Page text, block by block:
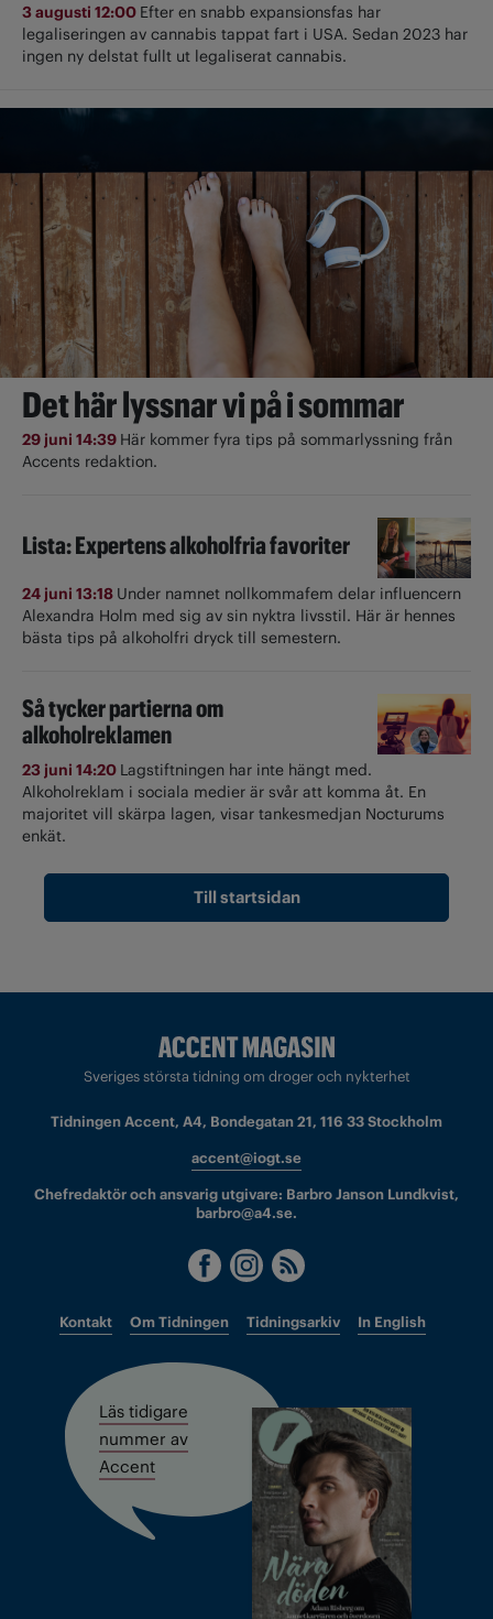
3 augusti 12:00 Efter en snabb expansionsfas har
legaliseringen av cannabis tappat fart i USA. Sedan 2023 har
ingen ny delstat fullt ut ­legaliserat cannabis.
Det här lyssnar vi på i sommar
29 juni 14:39 Här kommer fyra tips på sommarlyssning från
Accents redaktion.
Lista: Expertens alkoholfria favoriter
24 juni 13:18 Under namnet nollkommafem delar influencern
Alexandra Holm med sig av sin nyktra livsstil. Här är hennes
bästa tips på alkoholfri dryck till semestern.
Så tycker partierna om
alkoholreklamen
23 juni 14:20 Lagstiftningen har inte hängt med.
Alkoholreklam i sociala medier är svår att komma åt. En
majoritet vill skärpa lagen, visar tankesmedjan Nocturums
enkät.
Till startsidan
Sveriges största tidning om droger och nykterhet
Tidningen Accent, A4, Bondegatan 21, 116 33 Stockholm
accent@iogt.se
Chefredaktör och ansvarig utgivare: Barbro Janson Lundkvist,
barbro@a4.se.
Kontakt Om Tidningen Tidningsarkiv In English
Läs tidigare
nummer av
Accent